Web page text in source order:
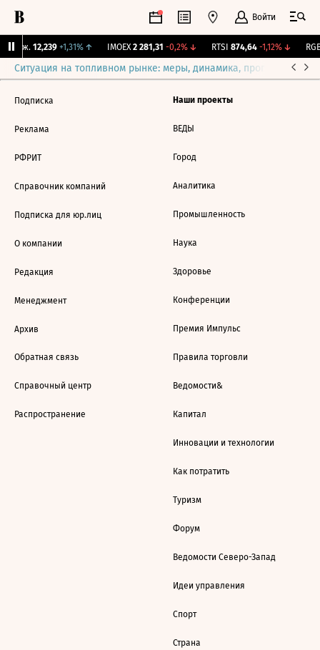
Войти
Бирж. 12,239 +1,31%↑ IMOEX 2 281,31 -0,2%↓ RTSI 874,64 -1,12%↓ RGBI
Ситуация на топливном рынке: меры, динамика, прогнозы
Подписка
Реклама
РФРИТ
Справочник компаний
Подписка для юр.лиц
О компании
Редакция
Менеджмент
Архив
Обратная связь
Справочный центр
Распространение
Наши проекты
ВЕДЫ
Город
Аналитика
Промышленность
Наука
Здоровье
Конференции
Премия Импульс
Правила торговли
Ведомости&
Капитал
Инновации и технологии
Как потратить
Туризм
Форум
Ведомости Северо-Запад
Идеи управления
Спорт
Страна